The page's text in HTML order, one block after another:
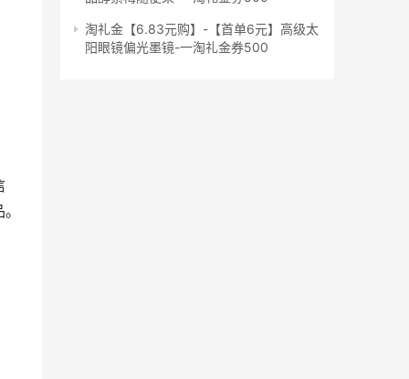
淘礼金【6.83元购】-【首单6元】高级太
阳眼镜偏光墨镜-一淘礼金券500